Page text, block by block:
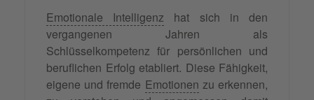
Emotionale Intelligenz hat sich in den
vergangenen Jahren als
Schlüsselkompetenz für persönlichen und
beruflichen Erfolg etabliert. Diese Fähigkeit,
eigene und fremde Emotionen zu erkennen,